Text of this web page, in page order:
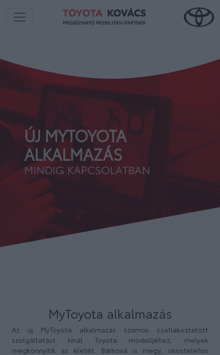
ÚJ MYTOYOTA
ALKALMAZÁS
MINDIG KAPCSOLATBAN
MyToyota alkalmazás
Az új MyToyota alkalmazás számos csatlakoztatott
szolgáltatást kínál Toyota modelljéhez, melyek
megkönnyítik az életét. Bárhová is megy, okostelefon